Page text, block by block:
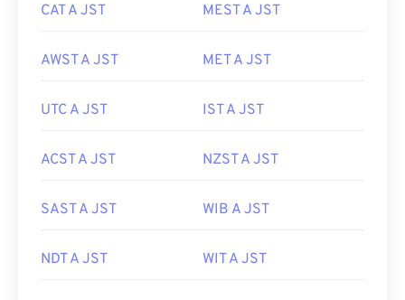
CAT A JST MEST A JST
AWST A JST MET A JST
UTC A JST IST A JST
ACST A JST NZST A JST
SAST A JST WIB A JST
NDT A JST WIT A JST